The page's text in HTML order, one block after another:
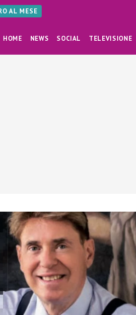
AL MESE
HOME NEWS SOCIAL TELEVISIONE